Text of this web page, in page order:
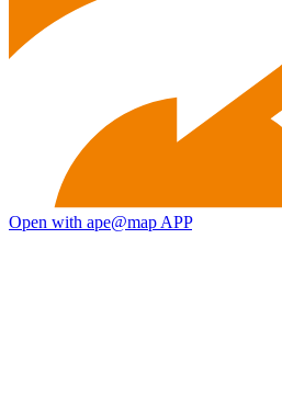
Open with ape@map APP